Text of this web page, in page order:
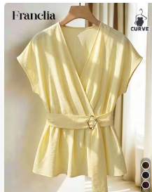
4,81 544K Follower
4,81 544K Follower
4,81 544K Follower
4,81 544K Follower